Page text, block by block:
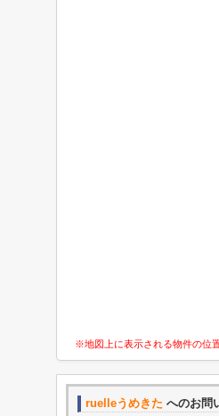
※地図上に表示される物件の位
ruelleうめきた へのお問